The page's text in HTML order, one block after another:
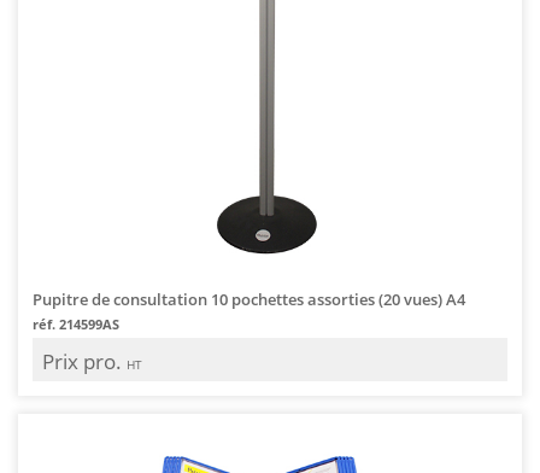
Pupitre de consultation 10 pochettes assorties (20 vues) A4
réf. 214599AS
Prix pro. HT